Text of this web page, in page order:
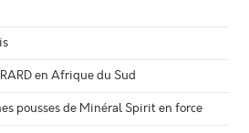
en Afrique du Sud
pousses de Minéral Spirit en force